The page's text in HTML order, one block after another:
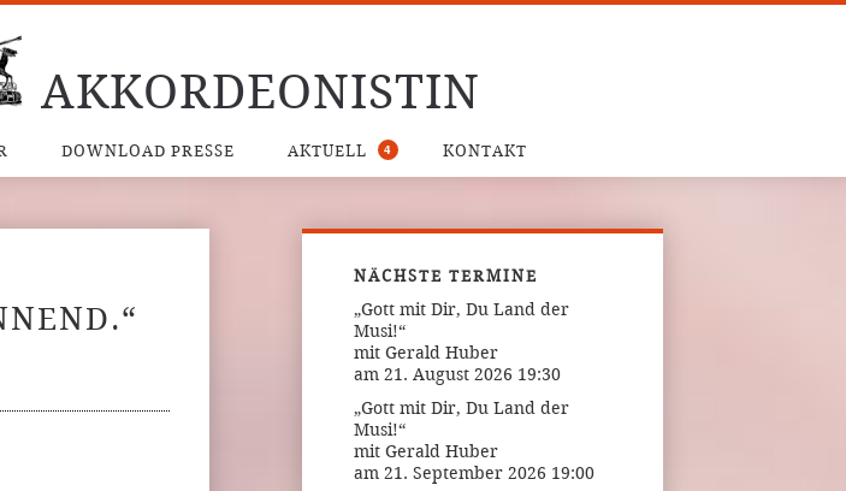
AKKORDEONISTIN
DOWNLOAD PRESSE AKTUELL 4 KONTAKT
NÄCHSTE TERMINE
„Gott mit Dir, Du Land der
Musi!“
mit Gerald Huber
am 21. August 2026 19:30
„Gott mit Dir, Du Land der
Musi!“
mit Gerald Huber
am 21. September 2026 19:00